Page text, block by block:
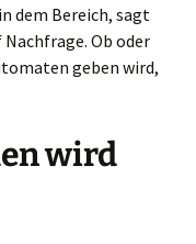
dem Bereich, sagt
Ob oder
geben wird,
wird